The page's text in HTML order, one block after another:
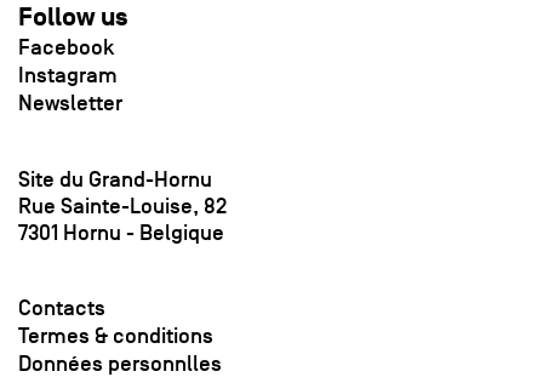
Follow us
Facebook
Instagram
Newsletter
Site du Grand-Hornu
Rue Sainte-Louise, 82
7301 Hornu - Belgique
Contacts
Termes & conditions
Données personnlles